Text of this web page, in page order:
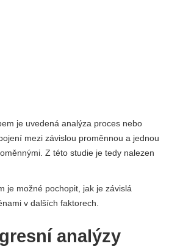
je uvedená analýza proces nebo
mezi závislou proměnnou a jednou
Z této studie je tedy nalezen
je možné pochopit, jak je závislá
v dalších faktorech.
analýzy